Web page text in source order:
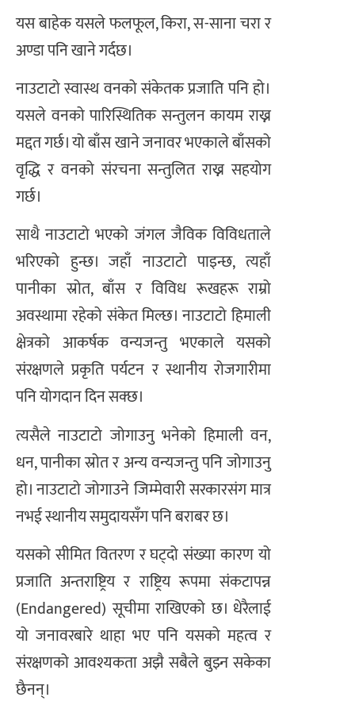
यस बाहेक यसले फलफूल, किरा, स-साना चरा र
अण्डा पनि खाने गर्दछ।
नाउटाटो स्वास्थ वनको संकेतक प्रजाति पनि हो।
यसले वनको पारिस्थितिक सन्तुलन कायम राख्न
मद्दत गर्छ। यो बाँस खाने जनावर भएकाले बाँसको
वृद्धि र वनको संरचना सन्तुलित राख्न सहयोग
गर्छ।
साथै नाउटाटो भएको जंगल जैविक विविधताले
भरिएको हुन्छ। जहाँ नाउटाटो पाइन्छ, त्यहाँ
पानीका स्रोत, बाँस र विविध रूखहरू राम्रो
अवस्थामा रहेको संकेत मिल्छ। नाउटाटो हिमाली
क्षेत्रको आकर्षक वन्यजन्तु भएकाले यसको
संरक्षणले प्रकृति पर्यटन र स्थानीय रोजगारीमा
पनि योगदान दिन सक्छ।
त्यसैले नाउटाटो जोगाउनु भनेको हिमाली वन,
धन, पानीका स्रोत र अन्य वन्यजन्तु पनि जोगाउनु
हो। नाउटाटो जोगाउने जिम्मेवारी सरकारसंग मात्र
नभई स्थानीय समुदायसँग पनि बराबर छ।
यसको सीमित वितरण र घट्दो संख्या कारण यो
प्रजाति अन्तराष्ट्रिय र राष्ट्रिय रूपमा संकटापन्न
(Endangered) सूचीमा राखिएको छ। धेरैलाई
यो जनावरबारे थाहा भए पनि यसको महत्व र
संरक्षणको आवश्यकता अझै सबैले बुझ्न सकेका
छैनन्।